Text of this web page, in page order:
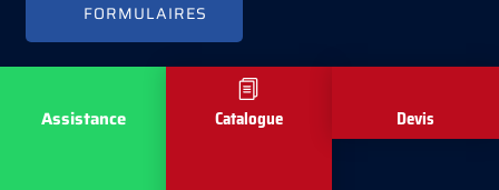
Assistance Catalogue Devis
FORMULAIRES
Mentions légales
-
Comment référencer son site internet